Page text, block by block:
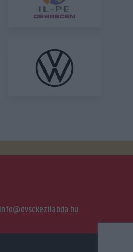
info@dvsckezilabda.hu